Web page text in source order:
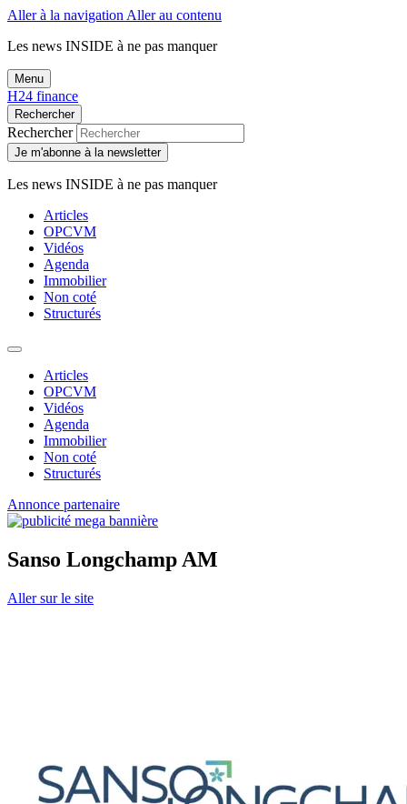
Aller à la navigation Aller au contenu
Les news INSIDE à ne pas manquer
Menu
H24 finance
Rechercher
Rechercher
Je m'abonne à la newsletter
Les news INSIDE à ne pas manquer
Articles
OPCVM
Vidéos
Agenda
Immobilier
Non coté
Structurés
Articles
OPCVM
Vidéos
Agenda
Immobilier
Non coté
Structurés
Annonce partenaire
Sanso Longchamp AM
Aller sur le site